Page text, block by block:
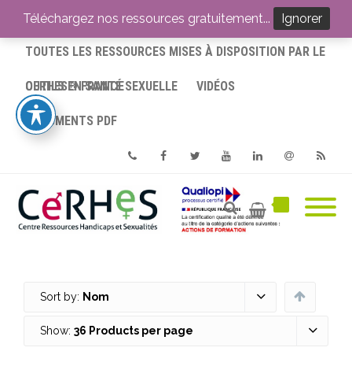
ACCUEIL
TOUTES LES RESSOURCES MISES À DISPOSITION PAR LE
CERHES® FRANCE
OUTILS EN SANTÉ SEXUELLE VIDÉOS
DOCUMENTS PDF
PhoneFacebookTwitterYoutube
Sort by: Nom
Show: 36 Products per page
Téléchargez nos ressources gratuitement... Ignorer